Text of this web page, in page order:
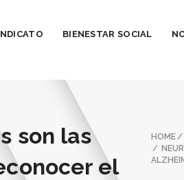
BIENESTAR SOCIAL
son las
el
HOME